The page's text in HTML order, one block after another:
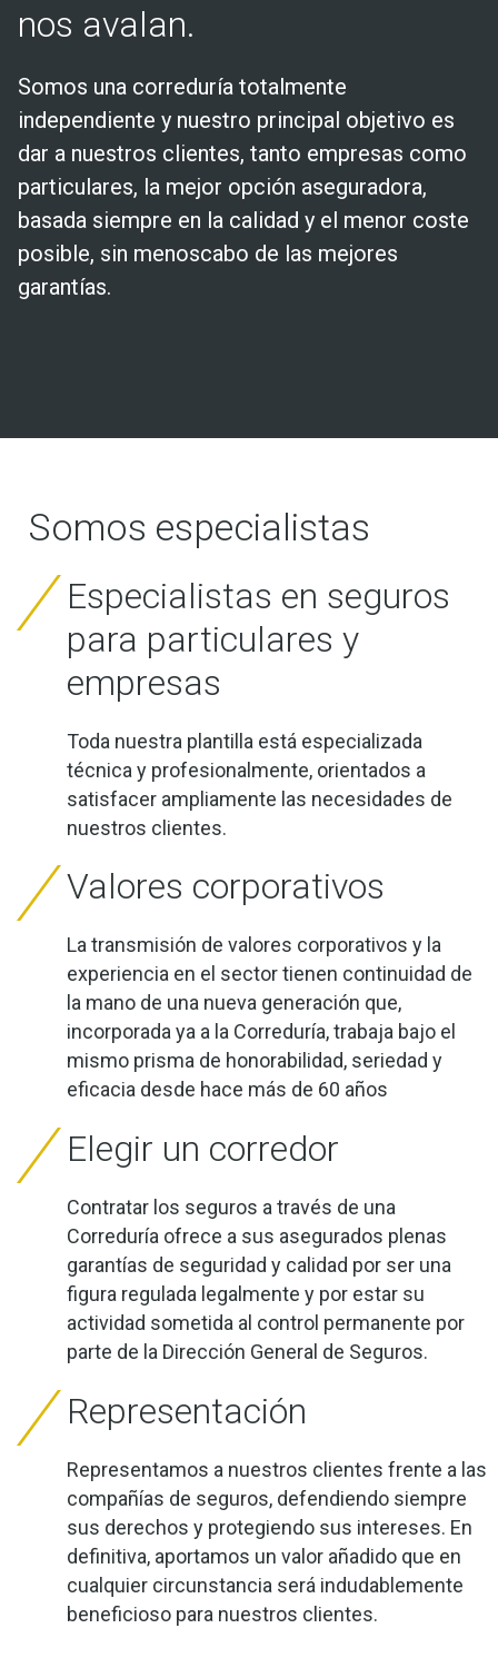
nos avalan.
Somos una correduría totalmente
independiente y nuestro principal objetivo es
dar a nuestros clientes, tanto empresas como
particulares, la mejor opción aseguradora,
basada siempre en la calidad y el menor coste
posible, sin menoscabo de las mejores
garantías.
Somos especialistas
Especialistas en seguros
para particulares y
empresas
Toda nuestra plantilla está especializada
técnica y profesionalmente, orientados a
satisfacer ampliamente las necesidades de
nuestros clientes.
Valores corporativos
La transmisión de valores corporativos y la
experiencia en el sector tienen continuidad de
la mano de una nueva generación que,
incorporada ya a la Correduría, trabaja bajo el
mismo prisma de honorabilidad, seriedad y
eficacia desde hace más de 60 años
Elegir un corredor
Contratar los seguros a través de una
Correduría ofrece a sus asegurados plenas
garantías de seguridad y calidad por ser una
figura regulada legalmente y por estar su
actividad sometida al control permanente por
parte de la Dirección General de Seguros.
Representación
Representamos a nuestros clientes frente a las
compañías de seguros, defendiendo siempre
sus derechos y protegiendo sus intereses. En
definitiva, aportamos un valor añadido que en
cualquier circunstancia será indudablemente
beneficioso para nuestros clientes.